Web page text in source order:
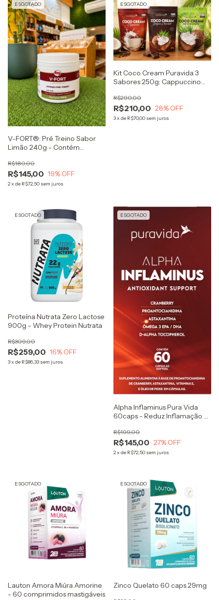
ESGOTADO
V-FORT®: Pré Treino Sabor
Limão 240g - Contém
R$145,00
R$180,00
19% OFF
2x de R$72,50 sem juros
ESGOTADO
Kit Coco Cream Puravida 3
Sabores 250g: Cappuccino
R$210,00
R$290,00
28% OFF
3x de R$70,00 sem juros
ESGOTADO
Proteína Nutrata Zero Lactose
900g - Whey Protein Nutrata
R$259,00
R$309,00
16% OFF
3x de R$86,33 sem juros
ESGOTADO
Alpha Inflaminus Pura Vida
60caps - Reduz Inflamação e
R$145,00
R$199,00
27% OFF
2x de R$72,50 sem juros
ESGOTADO
Lauton Amora Miúra Amorine
- 60 comprimidos mastigáveis
ESGOTADO
Zinco Quelato 60 caps 29mg